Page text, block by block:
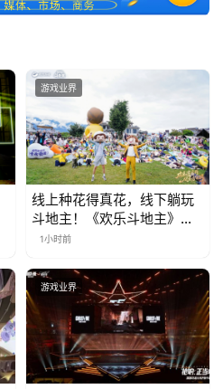
游戏业界
线上种花得真花，线下躺玩
斗地主！《欢乐斗地主》欢
乐中国行·云南站精彩盘点
1小时前
游戏业界